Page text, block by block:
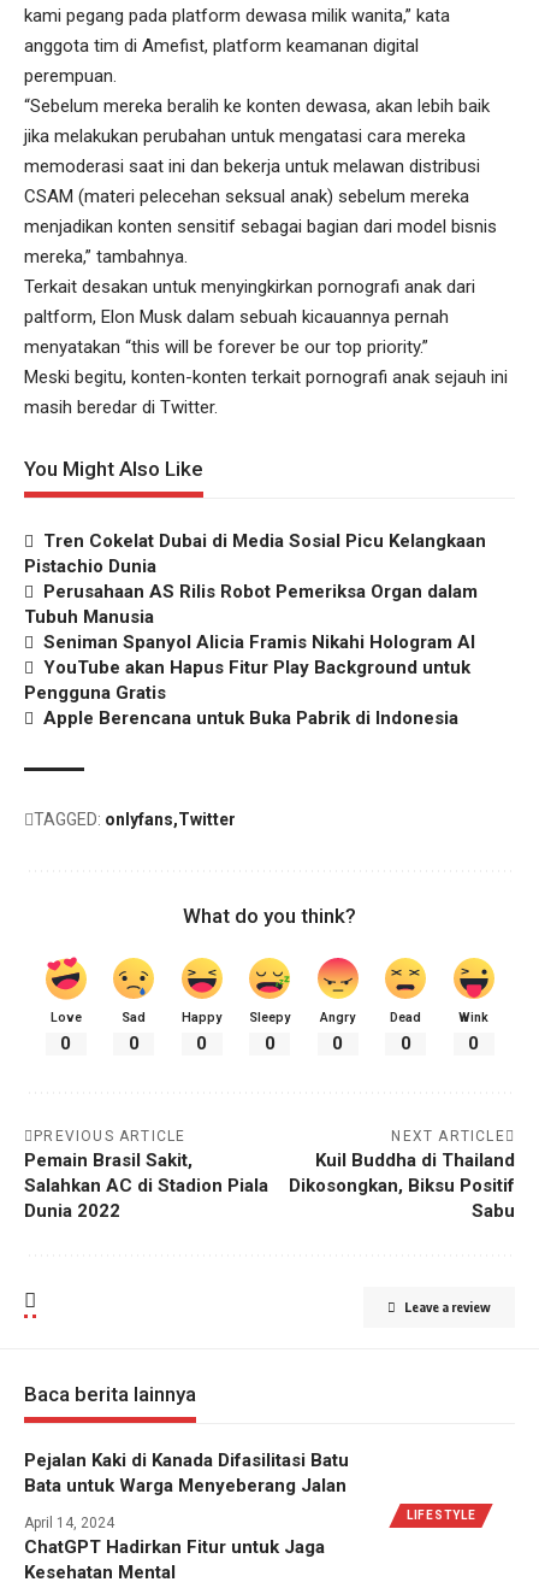
kami pegang pada platform dewasa milik wanita,” kata
anggota tim di Amefist, platform keamanan digital
perempuan.
“Sebelum mereka beralih ke konten dewasa, akan lebih baik
jika melakukan perubahan untuk mengatasi cara mereka
memoderasi saat ini dan bekerja untuk melawan distribusi
CSAM (materi pelecehan seksual anak) sebelum mereka
menjadikan konten sensitif sebagai bagian dari model bisnis
mereka,” tambahnya.
Terkait desakan untuk menyingkirkan pornografi anak dari
paltform, Elon Musk dalam sebuah kicauannya pernah
menyatakan “this will be forever be our top priority.”
Meski begitu, konten-konten terkait pornografi anak sejauh ini
masih beredar di Twitter.
You Might Also Like
Tren Cokelat Dubai di Media Sosial Picu Kelangkaan
Pistachio Dunia
Perusahaan AS Rilis Robot Pemeriksa Organ dalam
Tubuh Manusia
Seniman Spanyol Alicia Framis Nikahi Hologram AI
YouTube akan Hapus Fitur Play Background untuk
Pengguna Gratis
Apple Berencana untuk Buka Pabrik di Indonesia
TAGGED: onlyfans Twitter
What do you think?
Love
0
Sad
0
Happy
0
Sleepy
0
Angry
0
Dead
0
Wink
0
PREVIOUS ARTICLE
Pemain Brasil Sakit,
Salahkan AC di Stadion Piala
Dunia 2022
NEXT ARTICLE
Kuil Buddha di Thailand
Dikosongkan, Biksu Positif
Sabu
Leave a review
Baca berita lainnya
LIFESTYLE
Pejalan Kaki di Kanada Difasilitasi Batu
Bata untuk Warga Menyeberang Jalan
April 14, 2024
ChatGPT Hadirkan Fitur untuk Jaga
Kesehatan Mental